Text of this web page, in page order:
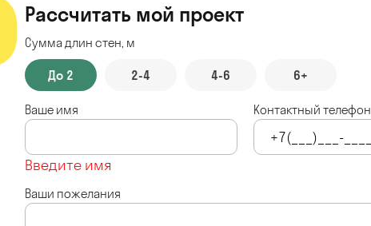
Рассчитать мой проект
Сумма длин стен, м
До 2 2-4 4-6 6+
Ваше имя
Введите имя
Контактный телефон
Ваши пожелания